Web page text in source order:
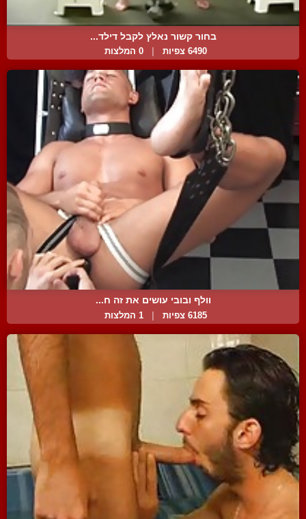
בחור קשור נאלץ לקבל דילד...
6490 צפיות 0 המלצות
וולף ובובי עושים את זה ח...
6185 צפיות 1 המלצות